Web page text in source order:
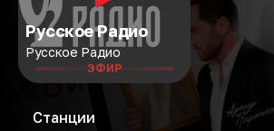
Русское Радио
Русское Радио
ЭФИР
Станции